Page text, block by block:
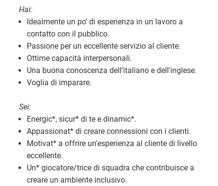
Hai:
Idealmente un po' di esperienza in un lavoro a
contatto con il pubblico.
Passione per un eccellente servizio al cliente.
Ottime capacità interpersonali.
Una buona conoscenza dell’italiano e dell'inglese.
Voglia di imparare.
Sei:
Energic*, sicur* di te e dinamic*.
Appassionat* di creare connessioni con i clienti.
Motivat* a offrire un'esperienza al cliente di livello
eccellente.
Un* giocatore/trice di squadra che contribuisce a
creare un ambiente inclusivo.